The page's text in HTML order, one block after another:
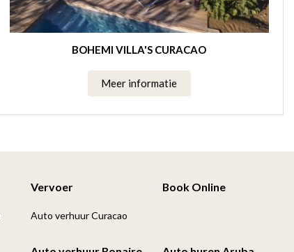
BOHEMI VILLA'S CURACAO
Meer informatie
Vervoer
Auto verhuur Curacao
Book Online